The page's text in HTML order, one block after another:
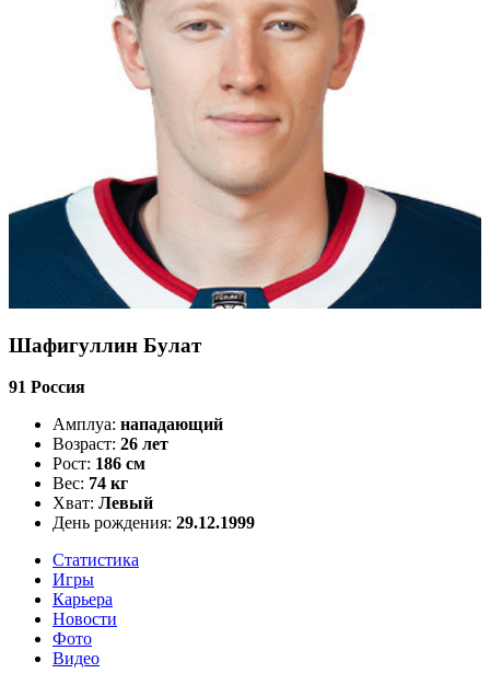
Шафигуллин Булат
91 Россия
Амплуа: нападающий
Возраст: 26 лет
Рост: 186 см
Вес: 74 кг
Хват: Левый
День рождения: 29.12.1999
Статистика
Игры
Карьера
Новости
Фото
Видео